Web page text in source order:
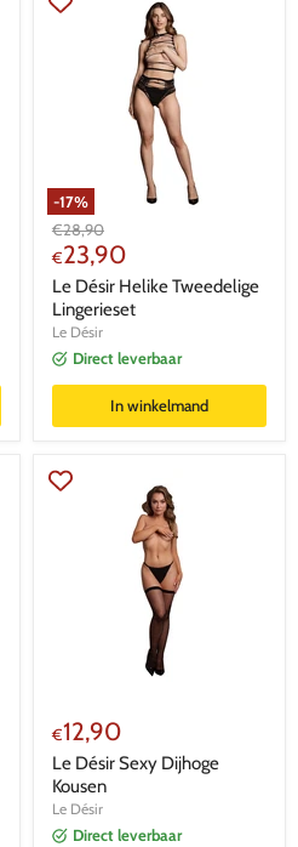
-17%
Oorspronkelijke
prijs
€28,90
Huidige
prijs
€23,90
Le Désir Helike Tweedelige
Lingerieset
Le Désir
Direct leverbaar
In winkelmand
€12,90
Le Désir Sexy Dijhoge
Kousen
Le Désir
Direct leverbaar